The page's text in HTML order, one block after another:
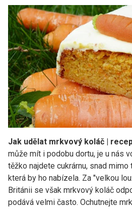
Jak udělat mrkvový koláč |
může mít i podobu dortu, je u nás
těžko najdete cukrárnu, snad
která by ho nabízela. Za "velkou
Británii se však mrkvový koláč
podává velmi často. Ochutnejte